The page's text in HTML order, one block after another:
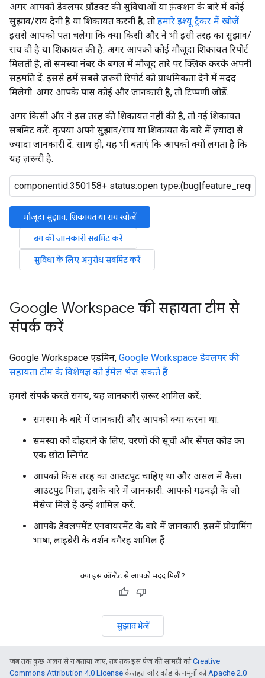
अगर आपको डेवलपर प्रॉडक्ट की सुविधाओं या फ़ंक्शन के बारे में कोई
सुझाव/राय देनी है या शिकायत करनी है, तो हमारे इश्यू ट्रैकर में खोजें.
इससे आपको पता चलेगा कि क्या किसी और ने भी इसी तरह का सुझाव/
राय दी है या शिकायत की है. अगर आपको कोई मौजूदा शिकायत रिपोर्ट
मिलती है, तो समस्या नंबर के बगल में मौजूद तारे पर क्लिक करके अपनी
सहमति दें. इससे हमें सबसे ज़रूरी रिपोर्ट को प्राथमिकता देने में मदद
मिलेगी. अगर आपके पास कोई और जानकारी है, तो टिप्पणी जोड़ें.
अगर किसी और ने इस तरह की शिकायत नहीं की है, तो नई शिकायत
सबमिट करें. कृपया अपने सुझाव/राय या शिकायत के बारे में ज़्यादा से
ज़्यादा जानकारी दें. साथ ही, यह भी बताएं कि आपको क्यों लगता है कि
यह ज़रूरी है.
मौजूदा सुझाव, शिकायत या राय खोजें
बग की जानकारी सबमिट करें
सुविधा के लिए अनुरोध सबमिट करें
Google Workspace की सहायता टीम से
संपर्क करें
Google Workspace एडमिन, Google Workspace डेवलपर की
सहायता टीम के विशेषज्ञ को ईमेल भेज सकते हैं
हमसे संपर्क करते समय, यह जानकारी ज़रूर शामिल करें:
समस्या के बारे में जानकारी और आपको क्या करना था.
समस्या को दोहराने के लिए, चरणों की सूची और सैंपल कोड का
एक छोटा स्निपेट.
आपको किस तरह का आउटपुट चाहिए था और असल में कैसा
आउटपुट मिला, इसके बारे में जानकारी. आपको गड़बड़ी के जो
मैसेज मिले हैं उन्हें शामिल करें.
आपके डेवलपमेंट एनवायरमेंट के बारे में जानकारी. इसमें प्रोग्रामिंग
भाषा, लाइब्रेरी के वर्शन वगैरह शामिल हैं.
क्या इस कॉन्टेंट से आपको मदद मिली?
सुझाव भेजें
जब तक कुछ अलग से न बताया जाए, तब तक इस पेज की सामग्री कोCreative
Commons Attribution 4.0 License के तहत और कोड के नमूनों कोApache 2.0